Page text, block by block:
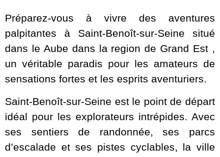
Préparez-vous à vivre des aventures
palpitantes à Saint-Benoît-sur-Seine situé
dans le Aube dans la region de Grand Est ,
un véritable paradis pour les amateurs de
sensations fortes et les esprits aventuriers.
Saint-Benoît-sur-Seine est le point de départ
idéal pour les explorateurs intrépides. Avec
ses sentiers de randonnée, ses parcs
d’escalade et ses pistes cyclables, la ville